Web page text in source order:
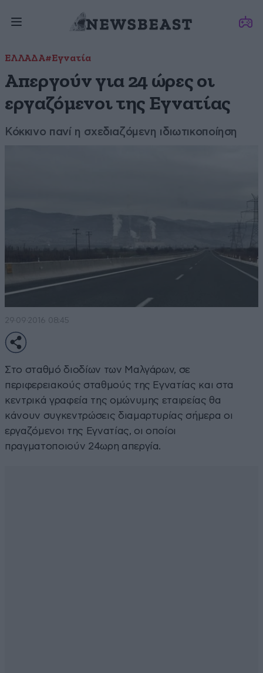
ΕΛΛΑΔΑ#Εγνατία
Απεργούν για 24 ώρες οι
εργαζόμενοι της Εγνατίας
Κόκκινο πανί η σχεδιαζόμενη ιδιωτικοποίηση
29·09·2016 08:45
Στο σταθμό διοδίων των Μαλγάρων, σε
περιφερειακούς σταθμούς της Εγνατίας και στα
κεντρικά γραφεία της ομώνυμης εταιρείας θα
κάνουν συγκεντρώσεις διαμαρτυρίας σήμερα οι
εργαζόμενοι της Εγνατίας, οι οποίοι
πραγματοποιούν 24ωρη απεργία.